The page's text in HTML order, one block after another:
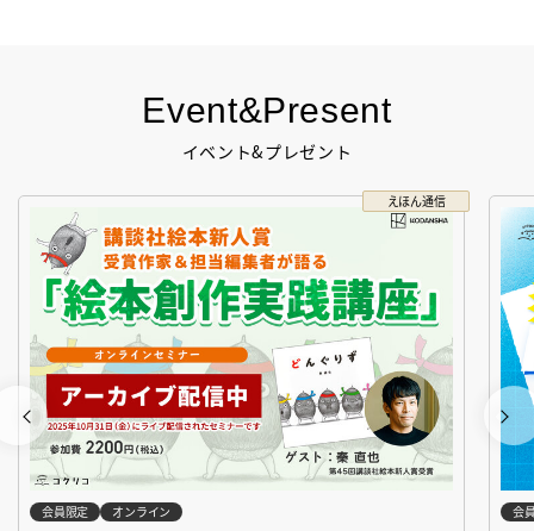
Event&Present
イベント&プレゼント
えほん通信
会員限定 オンライン 会